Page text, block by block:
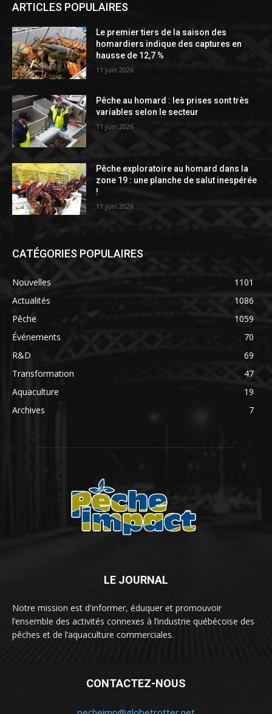
ARTICLES POPULAIRES
Le premier tiers de la saison des
homardiers indique des captures en
hausse de 12,7 %
11 juin 2026
Pêche au homard : les prises sont très
variables selon le secteur
11 juin 2026
Pêche exploratoire au homard dans la
zone 19 : une planche de salut inespérée
!
11 juin 2026
CATÉGORIES POPULAIRES
Nouvelles
1101
Actualités
1086
Pêche
1059
Événements
70
R&D
69
Transformation
47
Aquaculture
19
Archives
7
LE JOURNAL
Notre mission est d'informer, éduquer et promouvoir
l’ensemble des activités connexes à l’industrie québécoise des
pêches et de l’aquaculture commerciales.
CONTACTEZ-NOUS